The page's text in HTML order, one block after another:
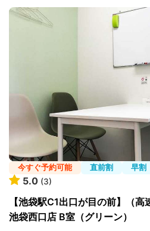
今すぐ予約可能 直前割 早割
5.0 (3)
【池袋駅C1出口が目の前】（高
池袋西口店 B室（グリーン）